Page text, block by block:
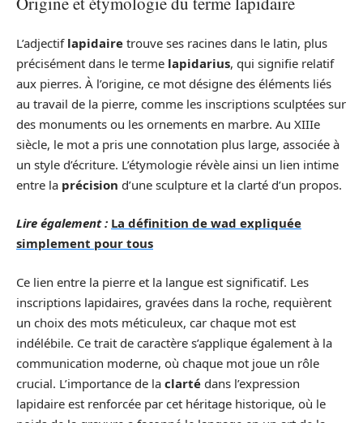
L’adjectif lapidaire trouve ses racines dans le latin, plus
précisément dans le terme lapidarius, qui signifie relatif
aux pierres. À l’origine, ce mot désigne des éléments liés
au travail de la pierre, comme les inscriptions sculptées sur
des monuments ou les ornements en marbre. Au XIIIe
siècle, le mot a pris une connotation plus large, associée à
un style d’écriture. L’étymologie révèle ainsi un lien intime
entre la précision d’une sculpture et la clarté d’un propos.
Lire également : La définition de wad expliquée
simplement pour tous
Ce lien entre la pierre et la langue est significatif. Les
inscriptions lapidaires, gravées dans la roche, requièrent
un choix des mots méticuleux, car chaque mot est
indélébile. Ce trait de caractère s’applique également à la
communication moderne, où chaque mot joue un rôle
crucial. L’importance de la clarté dans l’expression
lapidaire est renforcée par cet héritage historique, où le